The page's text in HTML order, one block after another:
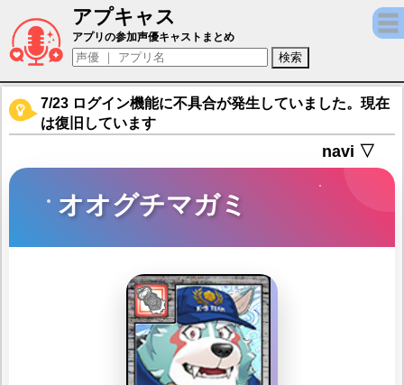
アプキャス
オオグチマガミ（声優：小野坂昌也)【東京
アプリの参加声優キャストまとめ
7/23 ログイン機能に不具合が発生していました。現在
は復旧しています
navi ▽
オオグチマガミ